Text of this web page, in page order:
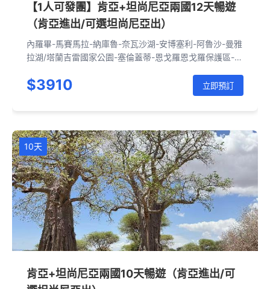
【1人可發團】肯亞+坦尚尼亞兩國12天暢遊
（肯亞進出/可選坦尚尼亞出）
內羅畢-馬賽馬拉-納庫魯-奈瓦沙湖-安博塞利-阿魯沙-曼雅
拉湖/塔蘭吉雷國家公園-塞倫蓋蒂-恩戈羅恩戈羅保護區-恩
$3910 立即預訂
10天
肯亞+坦尚尼亞兩國10天暢遊（肯亞進出/可